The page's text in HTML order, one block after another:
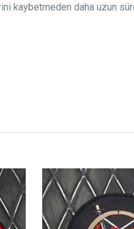
kaybetmeden daha uzun